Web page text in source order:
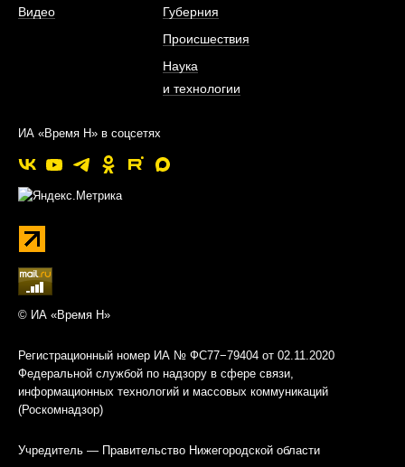
Видео
Губерния
Происшествия
Наука
и технологии
ИА «Время Н» в соцсетях
© ИА «Время Н»
Регистрационный номер ИА № ФС77−79404 от 02.11.2020
Федеральной службой по надзору в сфере связи,
информационных технологий и массовых коммуникаций
(Роскомнадзор)
Учредитель — Правительство Нижегородской области